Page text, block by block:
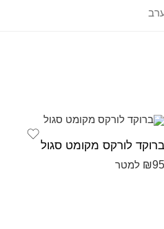
ברוקד לורקס מקומט סגול
₪95 למטר